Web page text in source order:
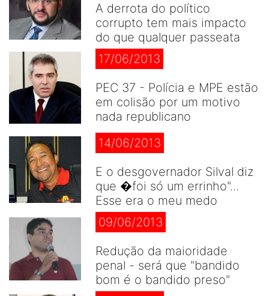
A derrota do político
corrupto tem mais impacto
do que qualquer passeata
17/06/2013
PEC 37 - Polícia e MPE estão
em colisão por um motivo
nada republicano
14/06/2013
E o desgovernador Silval diz
que �foi só um errinho"...
Esse era o meu medo
09/06/2013
Redução da maioridade
penal - será que "bandido
bom é o bandido preso"